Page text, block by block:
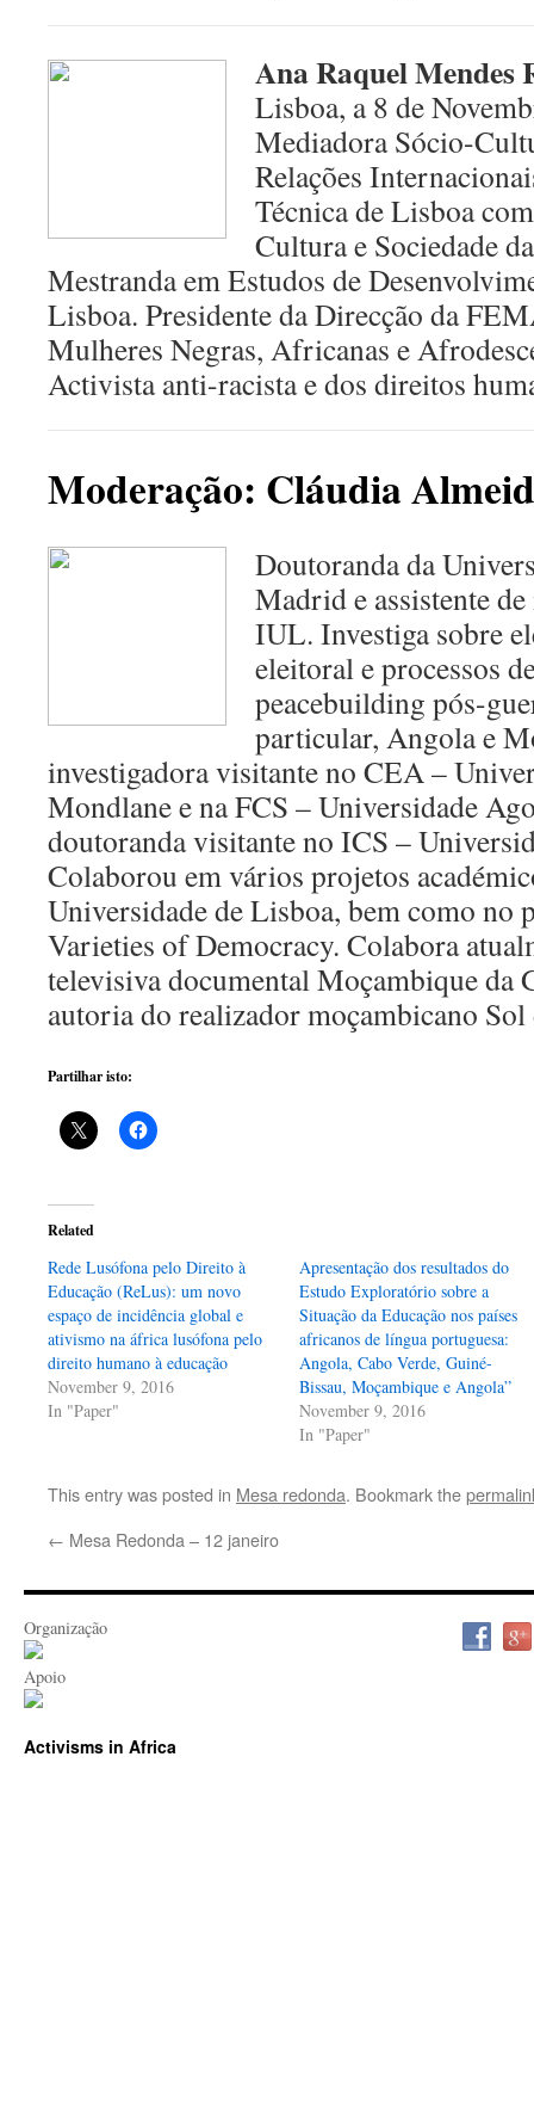
Ana Raquel Mendes
Lisboa, a 8 de
Mediadora Sócio-
Relações
Técnica de Lisboa
Cultura e Sociedade
Mestranda em Estudos de
Lisboa. Presidente da Direcção da
Mulheres Negras, Africanas e
Activista anti-racista e dos direitos
Moderação: Cláudia
Doutoranda da
Madrid e assistente
IUL. Investiga sobre
eleitoral e processos
peacebuilding pós-
particular, Angola e
investigadora visitante no CEA –
Mondlane e na FCS – Universidade
doutoranda visitante no ICS –
Colaborou em vários projetos
Universidade de Lisboa, bem como no
Varieties of Democracy. Colabora
televisiva documental Moçambique da
autoria do realizador moçambicano
Partilhar isto:
Related
Rede Lusófona pelo Direito à
Educação (ReLus): um novo
espaço de incidência global e
ativismo na áfrica lusófona pelo
direito humano à educação
November 9, 2016
In "Paper"
Apresentação dos resultados do
Estudo Exploratório sobre a
Situação da Educação nos países
africanos de língua portuguesa:
Angola, Cabo Verde, Guiné-
Bissau, Moçambique e Angola”
November 9, 2016
In "Paper"
This entry was posted in Mesa redonda. Bookmark the
← Mesa Redonda – 12 janeiro
Organização
Apoio
Activisms in Africa